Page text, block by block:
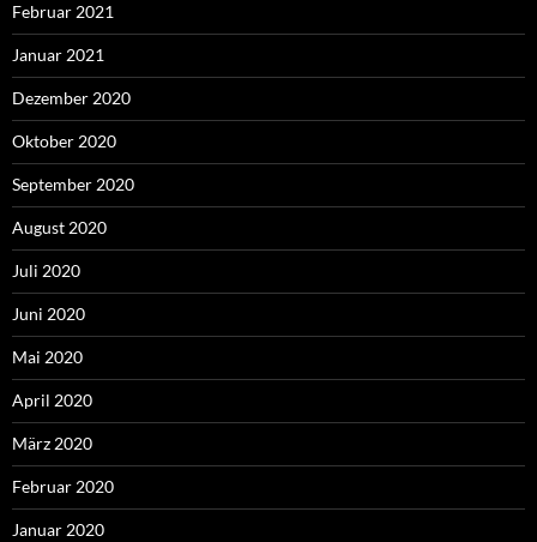
Februar 2021
Januar 2021
Dezember 2020
Oktober 2020
September 2020
August 2020
Juli 2020
Juni 2020
Mai 2020
April 2020
März 2020
Februar 2020
Januar 2020